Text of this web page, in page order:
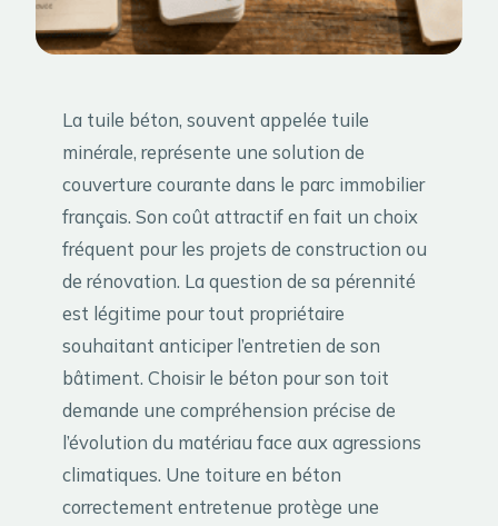
La tuile béton, souvent appelée tuile
minérale, représente une solution de
couverture courante dans le parc immobilier
français. Son coût attractif en fait un choix
fréquent pour les projets de construction ou
de rénovation. La question de sa pérennité
est légitime pour tout propriétaire
souhaitant anticiper l’entretien de son
bâtiment. Choisir le béton pour son toit
demande une compréhension précise de
l’évolution du matériau face aux agressions
climatiques. Une toiture en béton
correctement entretenue protège une